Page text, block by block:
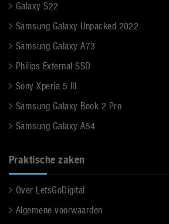
Galaxy S22
Samsung Galaxy Unpacked 2022
Samsung Galaxy A73
Philips External SSD
Sony Xperia 5 III
Samsung Galaxy Book 2 Pro
Samsung Galaxy A54
Praktische zaken
Over LetsGoDigital
Algemene voorwaarden